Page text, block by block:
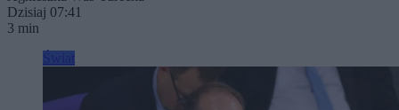
Dzisiaj 07:41
3 min